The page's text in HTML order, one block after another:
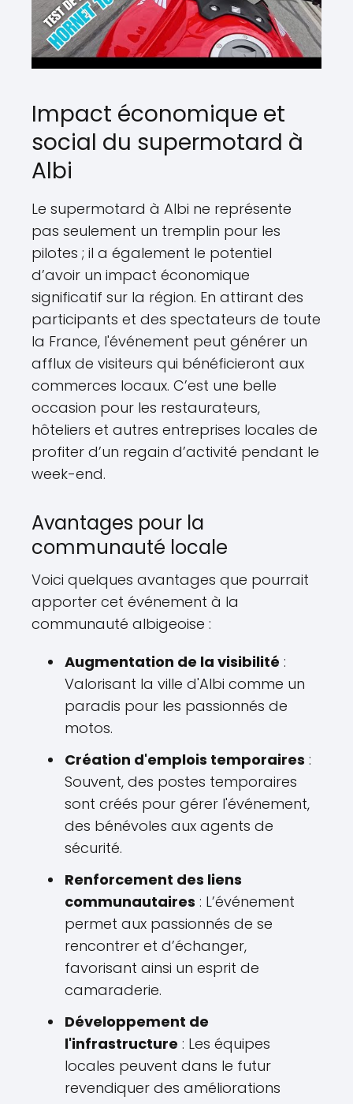
Impact économique et
social du supermotard à
Albi
Le supermotard à Albi ne représente
pas seulement un tremplin pour les
pilotes ; il a également le potentiel
d’avoir un impact économique
significatif sur la région. En attirant des
participants et des spectateurs de toute
la France, l'événement peut générer un
afflux de visiteurs qui bénéficieront aux
commerces locaux. C’est une belle
occasion pour les restaurateurs,
hôteliers et autres entreprises locales de
profiter d’un regain d’activité pendant le
week-end.
Avantages pour la
communauté locale
Voici quelques avantages que pourrait
apporter cet événement à la
communauté albigeoise :
Augmentation de la visibilité :
Valorisant la ville d'Albi comme un
paradis pour les passionnés de
motos.
Création d'emplois temporaires :
Souvent, des postes temporaires
sont créés pour gérer l'événement,
des bénévoles aux agents de
sécurité.
Renforcement des liens
communautaires : L’événement
permet aux passionnés de se
rencontrer et d’échanger,
favorisant ainsi un esprit de
camaraderie.
Développement de
l'infrastructure : Les équipes
locales peuvent dans le futur
revendiquer des améliorations